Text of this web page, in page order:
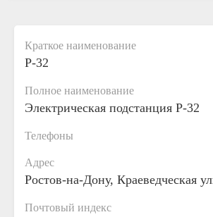
Краткое наименование
Р-32
Полное наименование
Электрическая подстанция Р-32
Телефоны
Адрес
Ростов-на-Дону, Краеведческая
Почтовый индекс